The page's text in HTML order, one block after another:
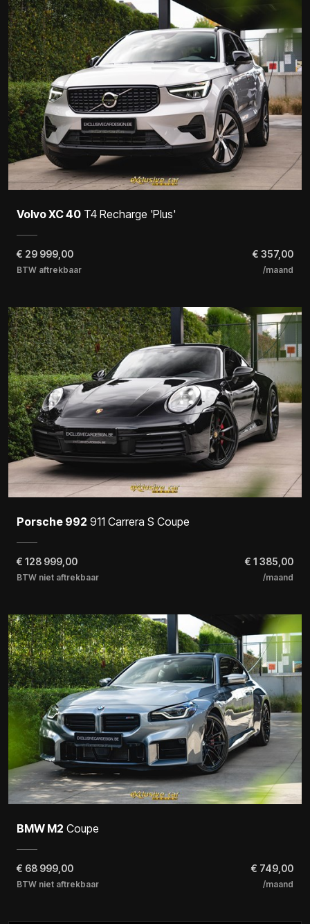
Volvo XC 40 T4 Recharge 'Plus'
€ 29 999,00
BTW aftrekbaar
€ 357,00
/maand
Porsche 992 911 Carrera S Coupe
€ 128 999,00
BTW niet aftrekbaar
€ 1 385,00
/maand
BMW M2 Coupe
€ 68 999,00
BTW niet aftrekbaar
€ 749,00
/maand